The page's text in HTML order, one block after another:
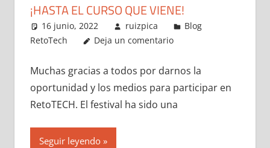
¡HASTA EL CURSO QUE VIENE!
16 junio, 2022 ruizpica
Blog
RetoTech
Deja un comentario
Muchas gracias a todos por darnos la
oportunidad y los medios para participar en
RetoTECH. El festival ha sido una
Seguir leyendo